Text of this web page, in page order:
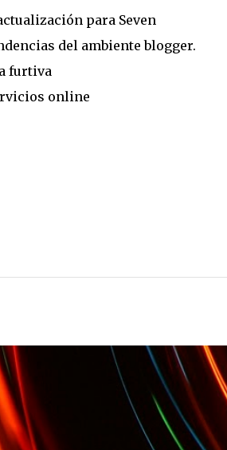
para Seven
del ambiente blogger.
furtiva
online